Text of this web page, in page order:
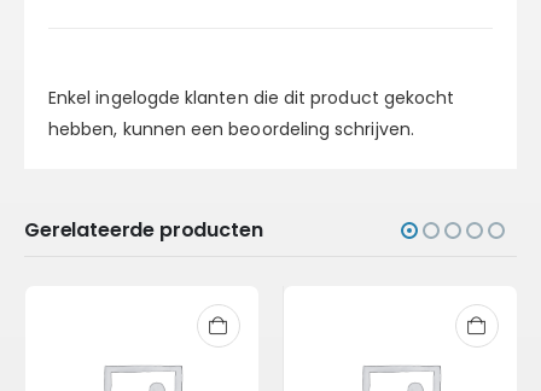
Enkel ingelogde klanten die dit product gekocht
hebben, kunnen een beoordeling schrijven.
Gerelateerde producten